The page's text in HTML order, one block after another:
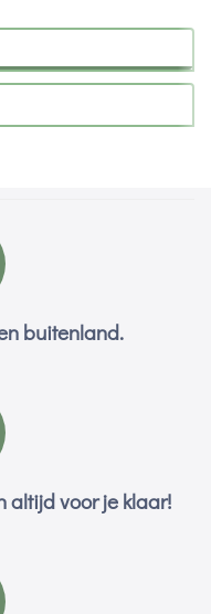
buitenland.
altijd voor je klaar!